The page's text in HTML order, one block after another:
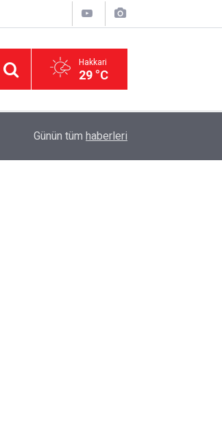
Hakkari
29 °C
Hakkâri’de ulaşım için kritik proje: Geçici
Günün tüm haberleri